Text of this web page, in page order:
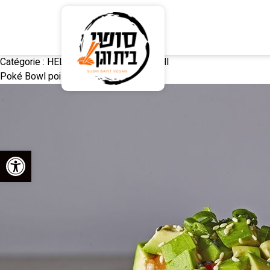
Ouvrir la barre d’outils
Catégorie : HELPER - Poisson Poké Ball
Poké Bowl poisson personnalisé